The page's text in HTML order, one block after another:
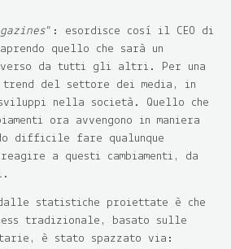
”: esordisce così il CEO di
aprendo quello che sarà un
da tutti gli altri. Per una
del settore dei media, in
nella società. Quello che
ora avvengono in maniera
difficile fare qualunque
a questi cambiamenti, da
dalle statistiche proiettate è che
tradizionale, basato sulle
è stato spazzato via: